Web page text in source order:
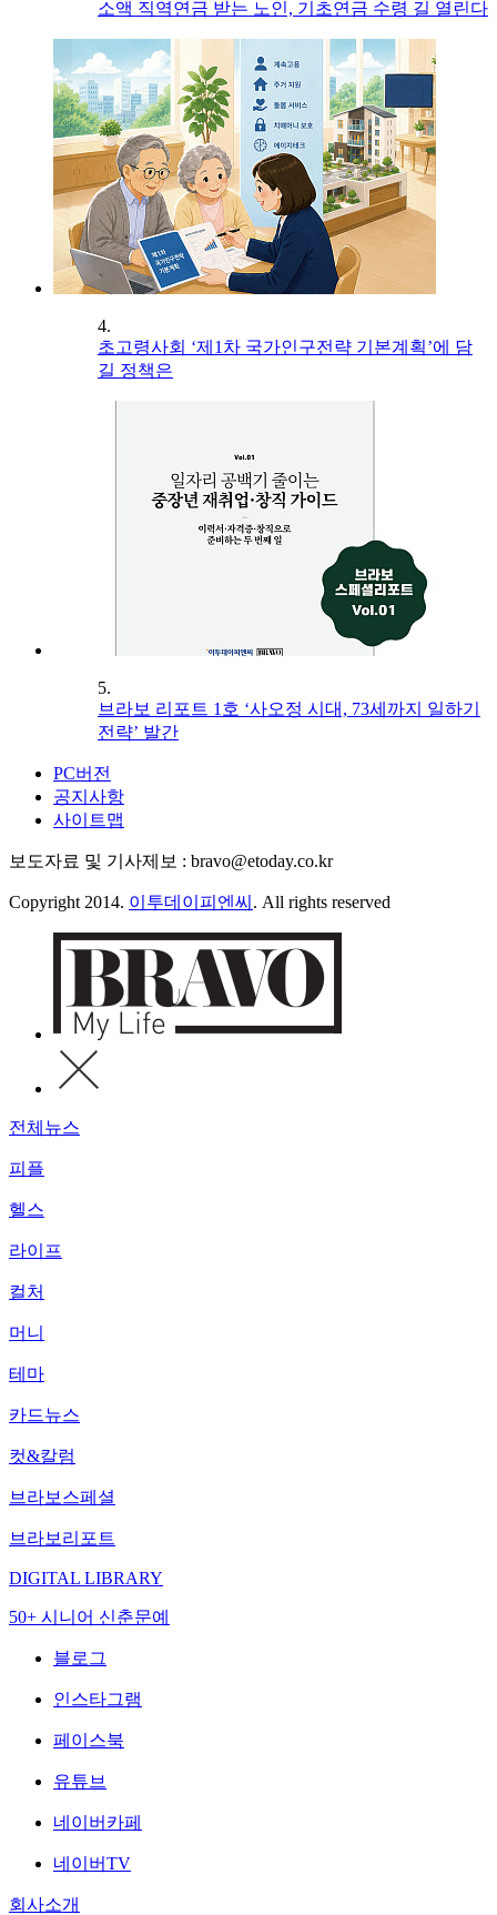
소액 직역연금 받는 노인, 기초연금 수령 길 열린다
4.
초고령사회 ‘제1차 국가인구전략 기본계획’에 담
길 정책은
5.
브라보 리포트 1호 ‘사오정 시대, 73세까지 일하기
전략’ 발간
PC버전
공지사항
사이트맵
보도자료 및 기사제보 : bravo@etoday.co.kr
Copyright 2014. 이투데이피엔씨 . All rights reserved
전체뉴스
피플
헬스
라이프
컬처
머니
테마
카드뉴스
컷&칼럼
브라보스페셜
브라보리포트
DIGITAL LIBRARY
50+ 시니어 신춘문예
블로그
인스타그램
페이스북
유튜브
네이버카페
네이버TV
회사소개